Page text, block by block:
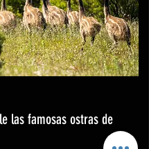
las famosas ostras de